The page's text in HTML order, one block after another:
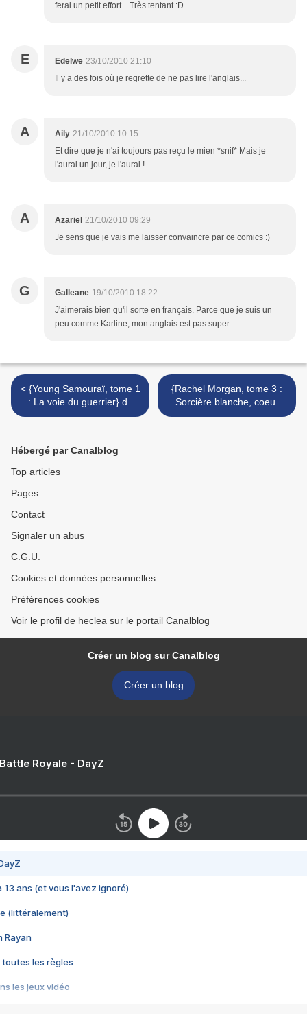
ferai un petit effort... Très tentant :D
E Edelwe 23/10/2010 21:10
Il y a des fois où je regrette de ne pas lire l'anglais...
A Aily 21/10/2010 10:15
Et dire que je n'ai toujours pas reçu le mien *snif* Mais je
l'aurai un jour, je l'aurai !
A Azariel 21/10/2010 09:29
Je sens que je vais me laisser convaincre par ce comics :)
G Galleane 19/10/2010 18:22
J'aimerais bien qu'il sorte en français. Parce que je suis un
peu comme Karline, mon anglais est pas super.
< {Young Samouraï, tome 1
: La voie du guerrier} de
Chris Bradford
{Rachel Morgan, tome 3 :
Sorcière blanche, coeur
noir} de Kim Harrison >
Hébergé par Canalblog
Top articles
Pages
Contact
Signaler un abus
C.G.U.
Cookies et données personnelles
Préférences cookies
Voir le profil de heclea sur le portail Canalblog
Créer un blog sur Canalblog
Créer un blog
Royale - DayZ
13 ans (et vous l'avez ignoré)
(littéralement)
Rayan
toutes les règles
les jeux vidéo